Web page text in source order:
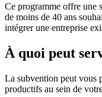
Ce programme offre une
de moins de 40 ans
intégrer une entreprise
À quoi peut
La subvention peut vous
productifs au sein de